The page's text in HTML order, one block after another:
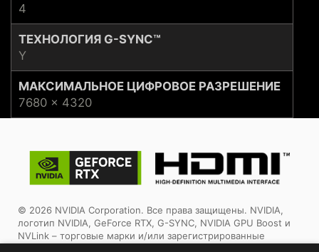
4
ТЕХНОЛОГИЯ G-SYNC™
Y
МАКСИМАЛЬНОЕ ЦИФРОВОЕ РАЗРЕШЕНИЕ
7680 x 4320
© 2026 NVIDIA Corporation. Все права защищены. NVIDIA,
логотип NVIDIA, GeForce RTX, G-SYNC, NVIDIA GPU Boost и
NVLink – торговые марки и/или зарегистрированные